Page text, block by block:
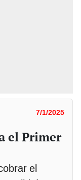
7/1/2025
el Primer
el